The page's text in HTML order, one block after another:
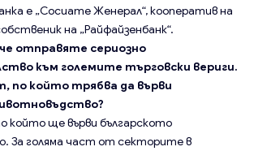
е „Сосиате Женерал“, кооператив на
на „Райфайзенбанк“.
отправяте сериозно
към големите търговски вериги.
по който трябва да върви
който ще върви българското
За голяма част от секторите в